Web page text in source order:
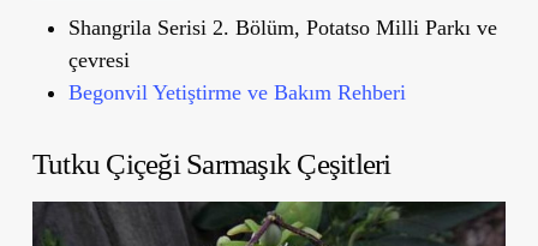
Shangrila Serisi 2. Bölüm, Potatso Milli Parkı ve
çevresi
Begonvil Yetiştirme ve Bakım Rehberi
Tutku Çiçeği Sarmaşık Çeşitleri